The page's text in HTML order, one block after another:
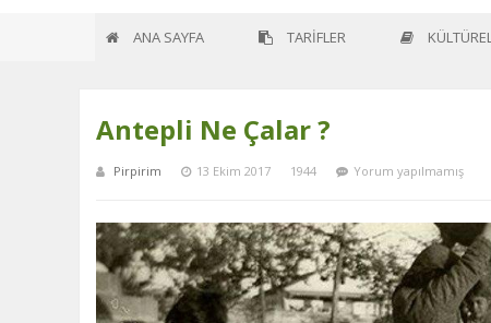
ANA SAYFA TARİFLER
Home Blogs Antepli Ne Çalar ?
Antepli Ne Çalar ?
Pirpirim 13 Ekim 2017 1944 Yorum yapılmamış